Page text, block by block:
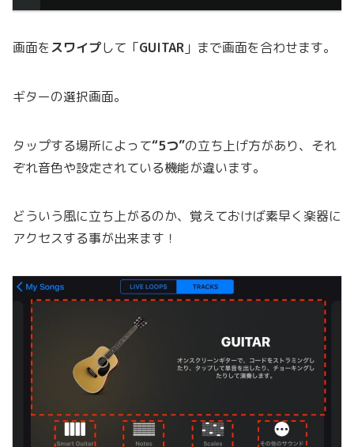
画面を スワイプして「GUITAR 」まで画面を合わせます。
ギターの選択画面。
タップする場所によって“5つ”の立ち上げ方があり、それ
ぞれ音色や設定されている機能が違います。
どういう風に立ち上がるのか、覚えておけば素早く楽器に
アクセスする事が出来ます！